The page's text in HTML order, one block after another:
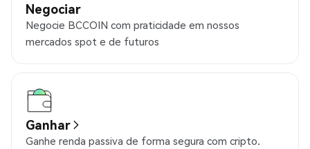
Negociar
Negocie BCCOIN com praticidade em nossos
mercados spot e de futuros
Ganhar
Ganhe renda passiva de forma segura com cripto.